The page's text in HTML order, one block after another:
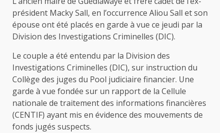
président Macky Sall, en l’occurrence Aliou Sall et son
épouse ont été placés en garde à vue ce jeudi par la
Division des Investigations Criminelles (DIC).
Le couple a été entendu par la Division des
Investigations Criminelles (DIC), sur instruction du
Collège des juges du Pool judiciaire financier. Une
garde à vue fondée sur un rapport de la Cellule
nationale de traitement des informations financières
(CENTIF) ayant mis en évidence des mouvements de
fonds jugés suspects.